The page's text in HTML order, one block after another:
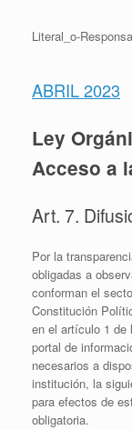
Literal_o-
ABRIL 2023
Ley
Acceso a
Art. 7.
Por la
obligadas a
conforman el
Constitución
en el artículo 1 de
portal de
necesarios a
institución, la
para efectos de
obligatoria.